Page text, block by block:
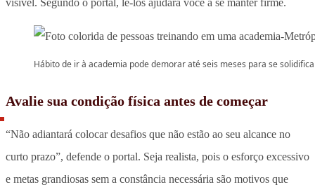
Hábito de ir à academia pode demorar até seis meses para se
Avalie sua condição física antes de começar
“Não adiantará colocar desafios que não estão ao seu alcance no
curto prazo”, defende o portal. Seja realista, pois o esforço excessivo
e metas grandiosas sem a constância necessária são motivos que